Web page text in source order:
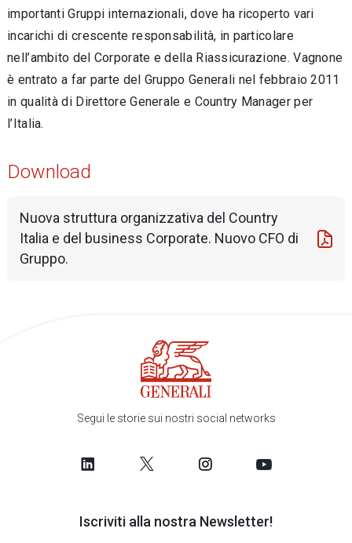
importanti Gruppi internazionali, dove ha ricoperto vari
incarichi di crescente responsabilità, in particolare
nell’ambito del Corporate e della Riassicurazione. Vagnone
è entrato a far parte del Gruppo Generali nel febbraio 2011
in qualità di Direttore Generale e Country Manager per
l’Italia.
Download
Nuova struttura organizzativa del Country
Italia e del business Corporate. Nuovo CFO di
Gruppo.
Segui le storie sui nostri social networks
Iscriviti alla nostra Newsletter!